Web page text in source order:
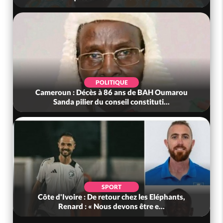
POLITIQUE
Cameroun : Décès à 86 ans de BAH Oumarou
Sanda pilier du conseil constituti...
SPORT
Côte d'Ivoire : De retour chez les Eléphants,
Renard : « Nous devons être e...